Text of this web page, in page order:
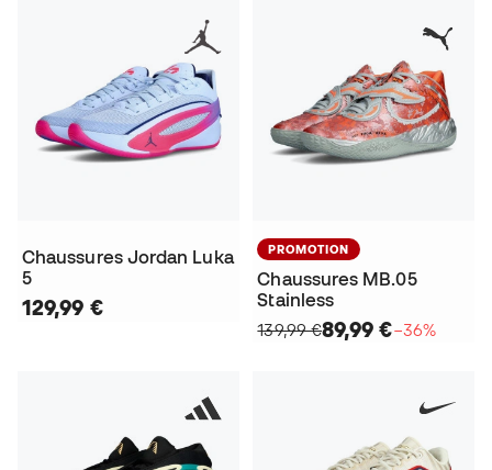
Chaussures Jordan Luka
5
129,99 €
PROMOTION
Chaussures MB.05
Stainless
139,99 €89,99 €−36%